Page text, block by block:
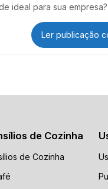
ideal para sua
Ler publicação
de Cozinha
de Cozinha